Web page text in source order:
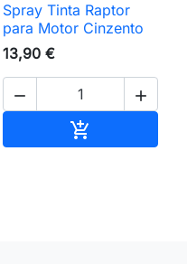
Spray Tinta Raptor
para Motor Cinzento
13,90 €
 
